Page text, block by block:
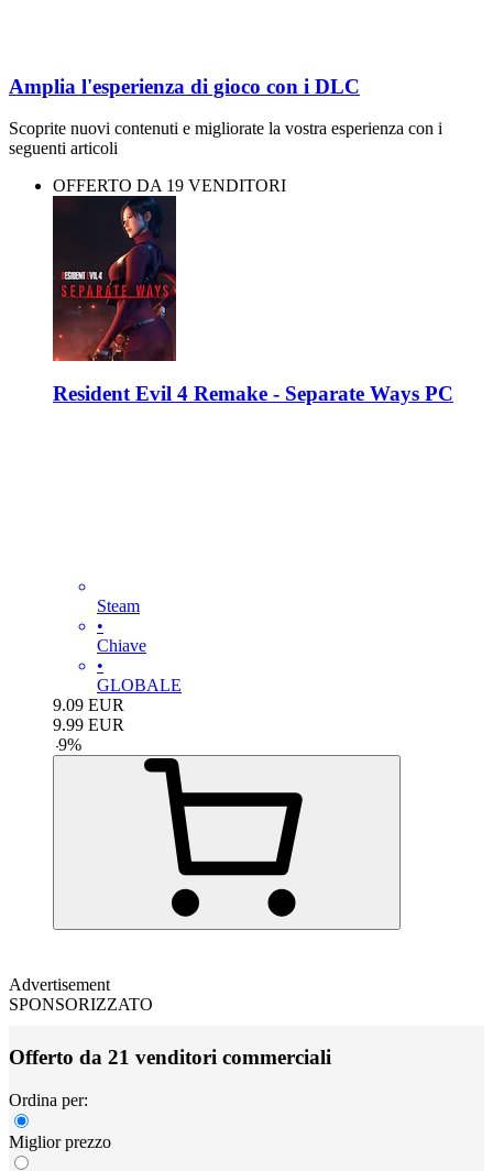
Amplia l'esperienza di gioco con i DLC
Scoprite nuovi contenuti e migliorate la vostra esperienza con i
seguenti articoli
OFFERTO DA 19 VENDITORI
Resident Evil 4 Remake - Separate Ways PC
Steam
•
Chiave
•
GLOBALE
9.09 EUR
9.99 EUR
-9%
Advertisement
SPONSORIZZATO
Offerto da 21 venditori commerciali
Ordina per:
Miglior prezzo